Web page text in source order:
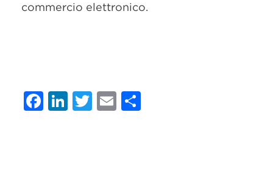
commercio elettronico.
Facebook
LinkedIn
Twitter
Email